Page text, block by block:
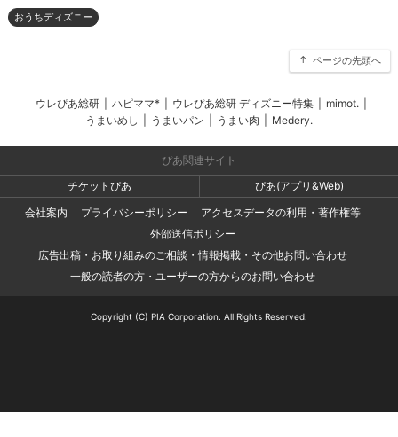
おうちディズニー
ページの先頭へ
ウレぴあ総研 ハピママ* ウレぴあ総研 ディズニー特集 mimot.
うまいめし
うまいパン うまい肉 Medery.
ぴあ関連サイト
チケットぴあ
ぴあ(アプリ&Web)
会社案内
プライバシーポリシー
アクセスデータの利用・著作権等
外部送信ポリシー
広告出稿・お取り組みのご相談・情報掲載・その他お問い合わせ
一般の読者の方・ユーザーの方からのお問い合わせ
Copyright (C) PIA Corporation. All Rights Reserved.